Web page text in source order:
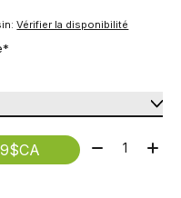
:Vérifier la disponibilité
Quantité: